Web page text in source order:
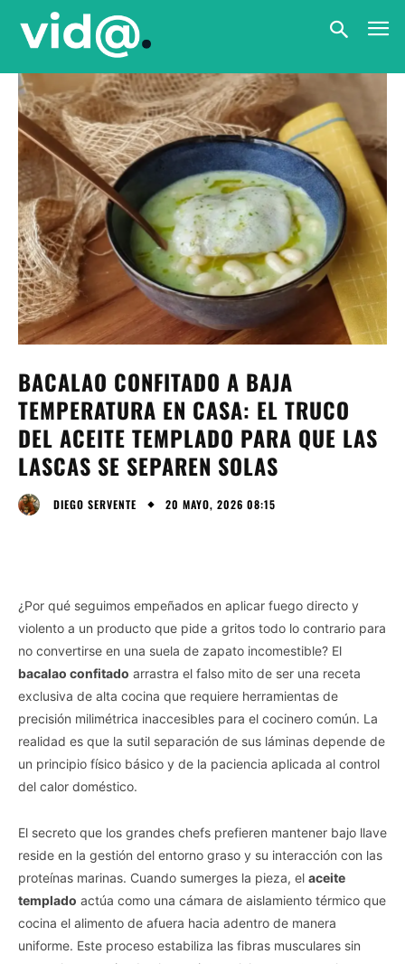
BACALAO CONFITADO A BAJA
TEMPERATURA EN CASA: EL TRUCO
DEL ACEITE TEMPLADO PARA QUE LAS
LASCAS SE SEPAREN SOLAS
DIEGO SERVENTE 20 MAYO, 2026 08:15
¿Por qué seguimos empeñados en aplicar fuego directo y
violento a un producto que pide a gritos todo lo contrario para
no convertirse en una suela de zapato incomestible? El
bacalao confitado arrastra el falso mito de ser una receta
exclusiva de alta cocina que requiere herramientas de
precisión milimétrica inaccesibles para el cocinero común. La
realidad es que la sutil separación de sus láminas depende de
un principio físico básico y de la paciencia aplicada al control
del calor doméstico.
El secreto que los grandes chefs prefieren mantener bajo llave
reside en la gestión del entorno graso y su interacción con las
proteínas marinas. Cuando sumerges la pieza, el aceite
templado actúa como una cámara de aislamiento térmico que
cocina el alimento de afuera hacia adentro de manera
uniforme. Este proceso estabiliza las fibras musculares sin